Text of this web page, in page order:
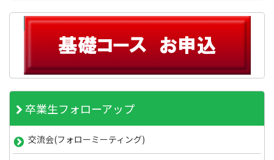
卒業生フォローアップ
交流会(フォローミーティング)